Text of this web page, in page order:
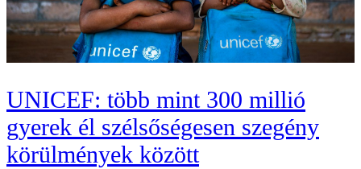
UNICEF: több mint 300 millió
gyerek él szélsőségesen szegény
körülmények között